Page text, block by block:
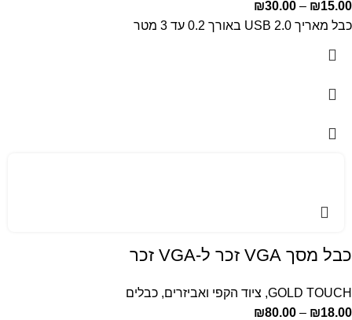
₪15.00
–
₪30.00
כבל מאריך USB 2.0 באורך 0.2 עד 3 מטר
כבל מסך VGA זכר ל-VGA זכר
GOLD TOUCH
, ציוד הקפי ואביזרים, כבלים
₪18.00
–
₪80.00